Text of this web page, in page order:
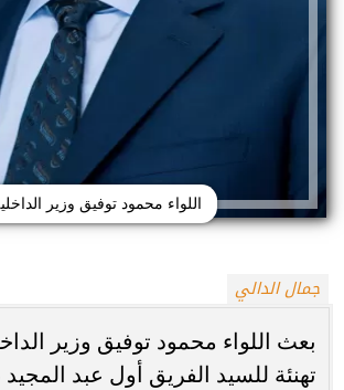
اللواء محمود توفيق وزير
جمال الدالي
بعث اللواء محمود توفيق وزير
تهنئة للسيد الفريق أول عبد